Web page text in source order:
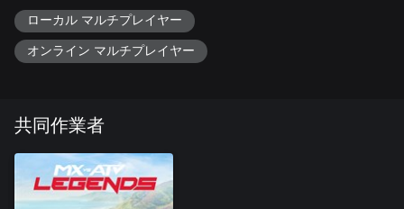
ローカル マルチプレイヤー
オンライン マルチプレイヤー
共同作業者